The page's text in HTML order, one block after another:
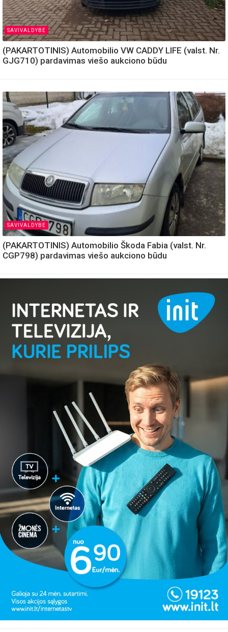
SAVIVALDYBE
(PAKARTOTINIS) Automobilio VW CADDY LIFE (valst. Nr.
GJG710) pardavimas viešo aukciono būdu
SAVIVALDYBE
(PAKARTOTINIS) Automobilio Škoda Fabia (valst. Nr.
CGP798) pardavimas viešo aukciono būdu